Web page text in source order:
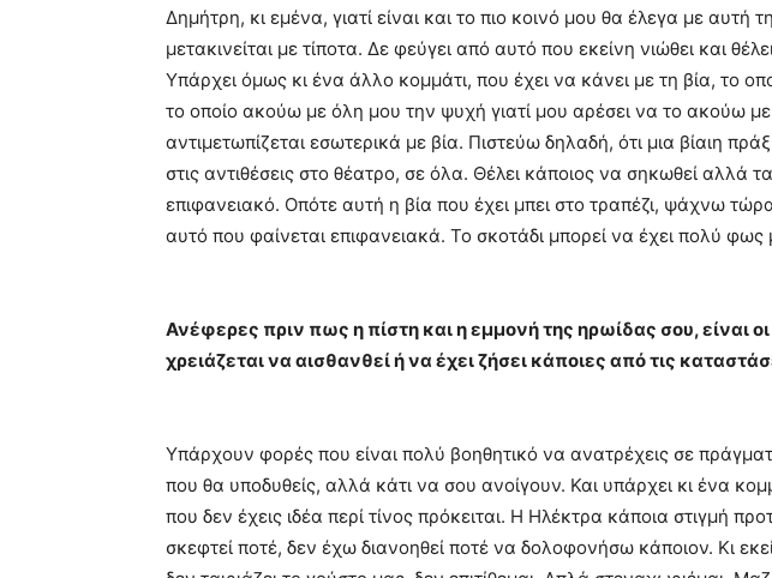
Δημήτρη, κι εμένα, γιατί είναι και το πιο κοινό μου θα έλεγα με αυτή
μετακινείται με τίποτα. Δε φεύγει από αυτό που εκείνη νιώθει και
Υπάρχει όμως κι ένα άλλο κομμάτι, που έχει να κάνει με τη βία, το
το οποίο ακούω με όλη μου την ψυχή γιατί μου αρέσει να το ακούω
αντιμετωπίζεται εσωτερικά με βία. Πιστεύω δηλαδή, ότι μια βίαιη
στις αντιθέσεις στο θέατρο, σε όλα. Θέλει κάποιος να σηκωθεί αλλά
επιφανειακό. Οπότε αυτή η βία που έχει μπει στο τραπέζι, ψάχνω
αυτό που φαίνεται επιφανειακά. Το σκοτάδι μπορεί να έχει πολύ φως
Ανέφερες πριν πως η πίστη και η εμμονή της ηρωίδας σου, είναι
χρειάζεται να αισθανθεί ή να έχει ζήσει κάποιες από τις
Υπάρχουν φορές που είναι πολύ βοηθητικό να ανατρέχεις σε
που θα υποδυθείς, αλλά κάτι να σου ανοίγουν. Και υπάρχει κι ένα
που δεν έχεις ιδέα περί τίνος πρόκειται. Η Ηλέκτρα κάποια στιγμή
σκεφτεί ποτέ, δεν έχω διανοηθεί ποτέ να δολοφονήσω κάποιον. Κι